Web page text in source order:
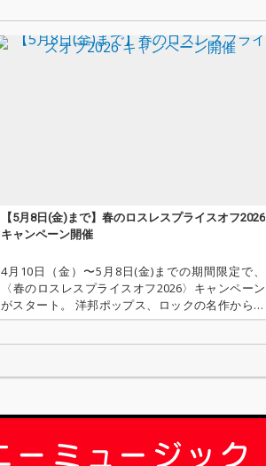
【5月8日(金)まで】春のロスレスプライスオフ2026
キャンペーン開催
4月10日（金）〜5月8日(金)までの期間限定で、
〈春のロスレスプライスオフ2026〉キャンペーン
がスタート。 洋邦ポップス、ロックの名作からア
ニメ関連タイトルなど注目の28作品がラインナッ